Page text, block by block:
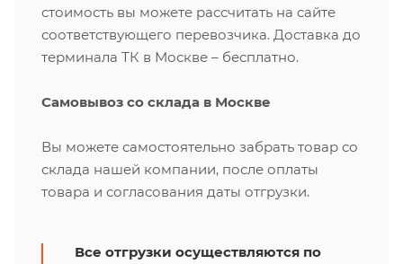
стоимость вы можете рассчитать на сайте
соответствующего перевозчика. Доставка до
терминала ТК в Москве – бесплатно.
Самовывоз со склада в Москве
Вы можете самостоятельно забрать товар со
склада нашей компании, после оплаты
товара и согласования даты отгрузки.
Все отгрузки осуществляются по